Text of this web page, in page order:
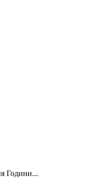
Години...